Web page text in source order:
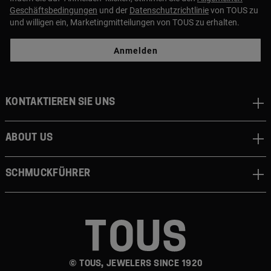
Geschäftsbedingungen und der Datenschutzrichtlinievon TOUS zu
und willigen ein, Marketingmitteilungen von TOUS zu erhalten.
Anmelden
© TOUS, JEWELERS SINCE 1920
Kontaktieren sie uns
About us
Schmuckführer